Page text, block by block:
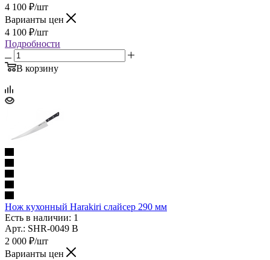
4 100 ₽/шт
Варианты цен
4 100 ₽/шт
Подробности
В корзину
Нож кухонный Harakiri слайсер 290 мм
Есть в наличии: 1
Арт.: SHR-0049 B
2 000 ₽/шт
Варианты цен